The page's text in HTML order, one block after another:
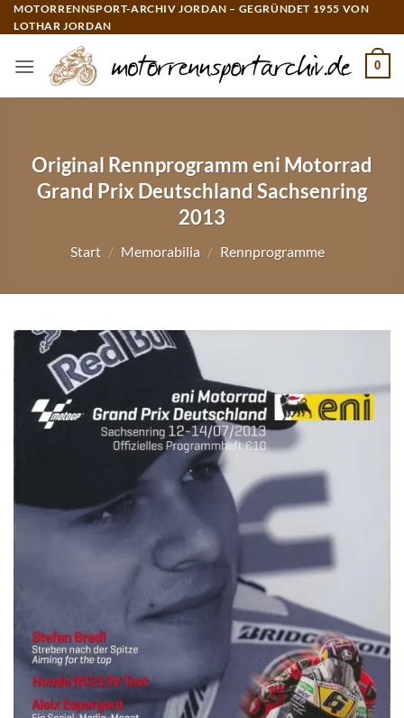
Zum
Inhalt
MOTORRENNSPORT-ARCHIV JORDAN – GEGRÜNDET 1955 VON
LOTHAR JORDAN
0
Original Rennprogramm eni Motorrad
Grand Prix Deutschland Sachsenring
2013
Start / Memorabilia / Rennprogramme